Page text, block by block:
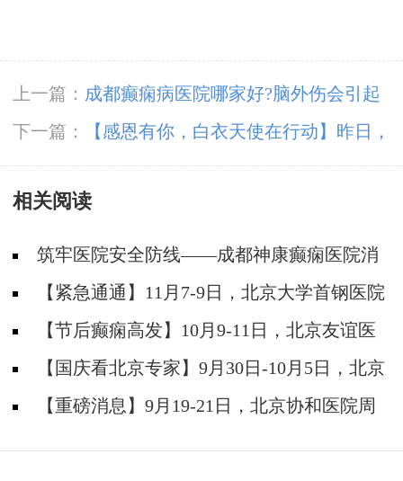
上一篇： 成都癫痫病医院哪家好?脑外伤会引起
癫痫吗?
下一篇：
【感恩有你，白衣天使在行动】昨日，
成都神康癫痫医院开展国际护士节户外团建
相关阅读
筑牢医院安全防线——成都神康癫痫医院消
防安全培训纪实
【紧急通通】11月7-9日，北京大学首钢医院
神经内科胡颖教授亲临成都会诊，破解癫痫疑难
【节后癫痫高发】10月9-11日，北京友谊医
院陈葵博士免费会诊+治疗援助，破解癫痫难
题！
【国庆看北京专家】9月30日-10月5日，北京
天坛&首钢医院两大专家蓉城亲诊+癫痫大额救
【重磅消息】9月19-21日，北京协和医院周